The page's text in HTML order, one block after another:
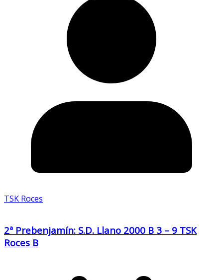
TSK Roces
2ª Prebenjamín: S.D. Llano 2000 B 3 – 9 TSK
Roces B